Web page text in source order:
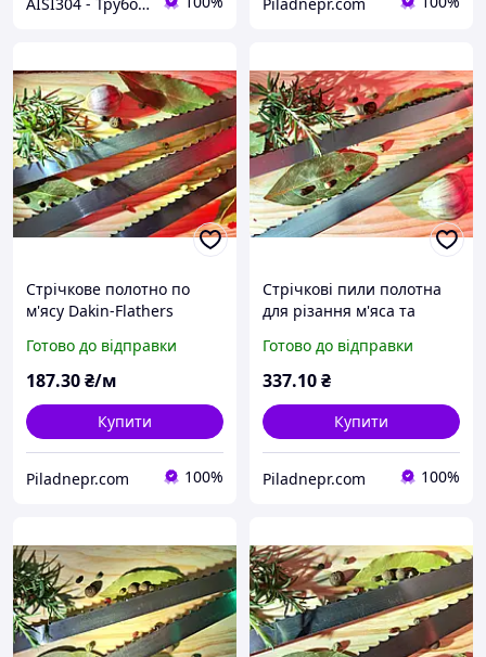
Стрічкове полотно по
м'ясу Dakin-Flathers
Готово до відправки
187.30₴/м
Купити
Piladnepr.com 100%
Стрічкові пили полотна
для різання м'яса та
(Великобританія)
16х0,5x1550mm
Готово до відправки
337.10₴
Купити
Piladnepr.com 100%